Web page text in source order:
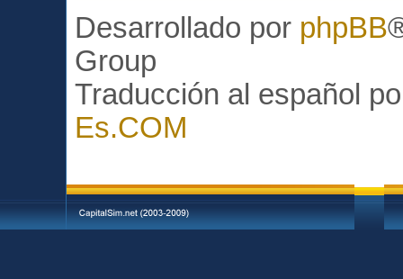
Desarrollado por phpBB
Group
Traducción al español
Es.COM